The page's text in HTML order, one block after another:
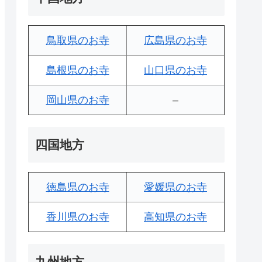
鳥取県のお寺 広島県のお寺
島根県のお寺 山口県のお寺
岡山県のお寺 –
四国地方
徳島県のお寺 愛媛県のお寺
香川県のお寺 高知県のお寺